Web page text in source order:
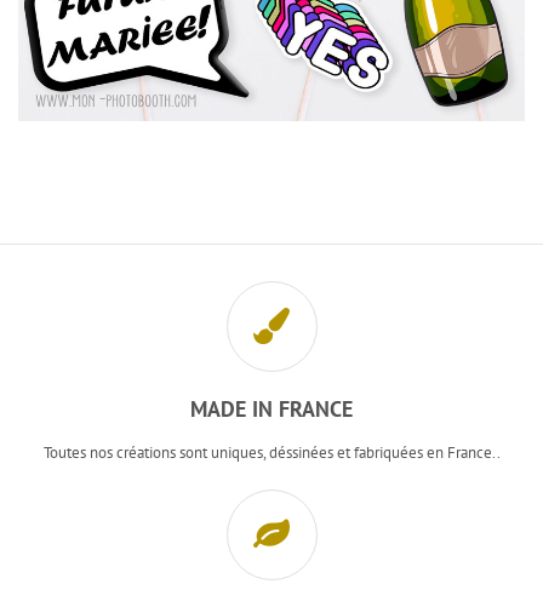
MADE IN FRANCE
Toutes nos créations sont uniques, déssinées et fabriquées en France..